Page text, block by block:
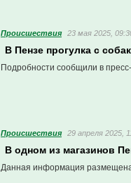
Проиcшествия 23 мая 2025,
В Пензе прогулка с
Подробности сообщили в
Проиcшествия 29 апреля 2025,
В одном из магазинов
Данная информация